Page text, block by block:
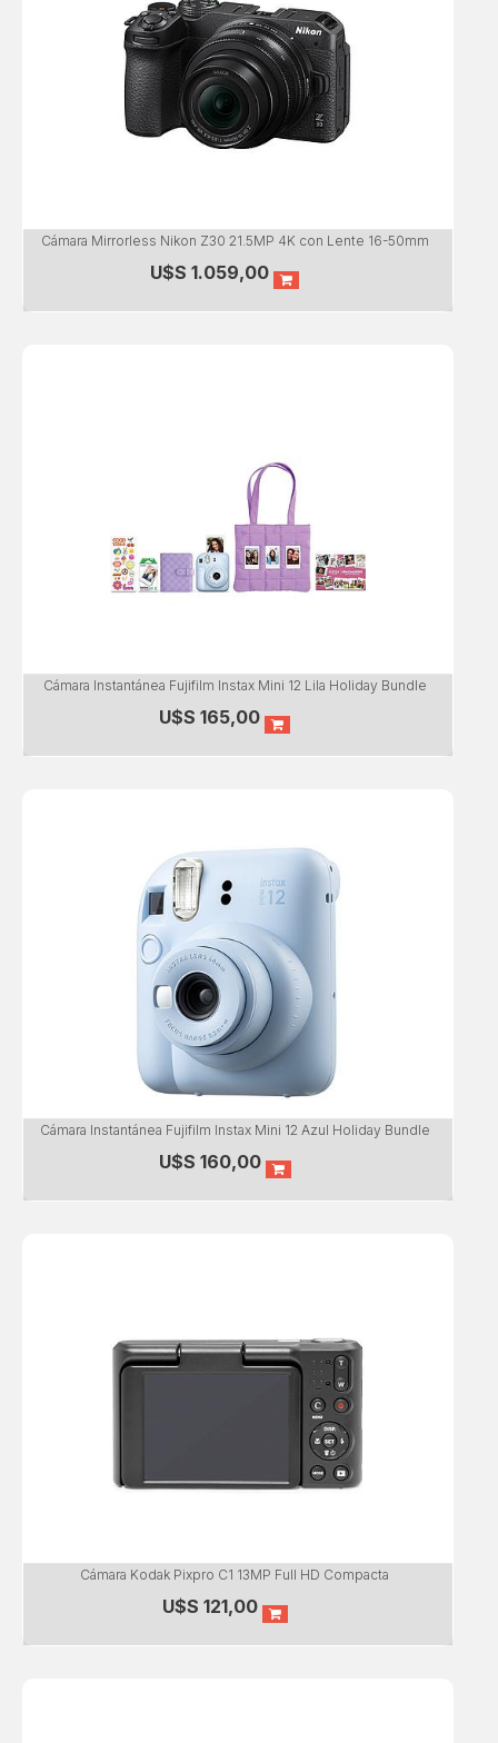
Cámara Mirrorless Nikon Z30 21.5MP 4K con Lente 16-50mm
U$S1.059,00
Cámara Instantánea Fujifilm Instax Mini 12 Lila Holiday Bundle
U$S165,00
Cámara Instantánea Fujifilm Instax Mini 12 Azul Holiday Bundle
U$S 160,00
Cámara Kodak Pixpro C1 13MP Full HD Compacta
U$S 121,00